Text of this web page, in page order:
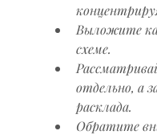
Выложите
схеме.
отдельно, а
расклада.
Обратите